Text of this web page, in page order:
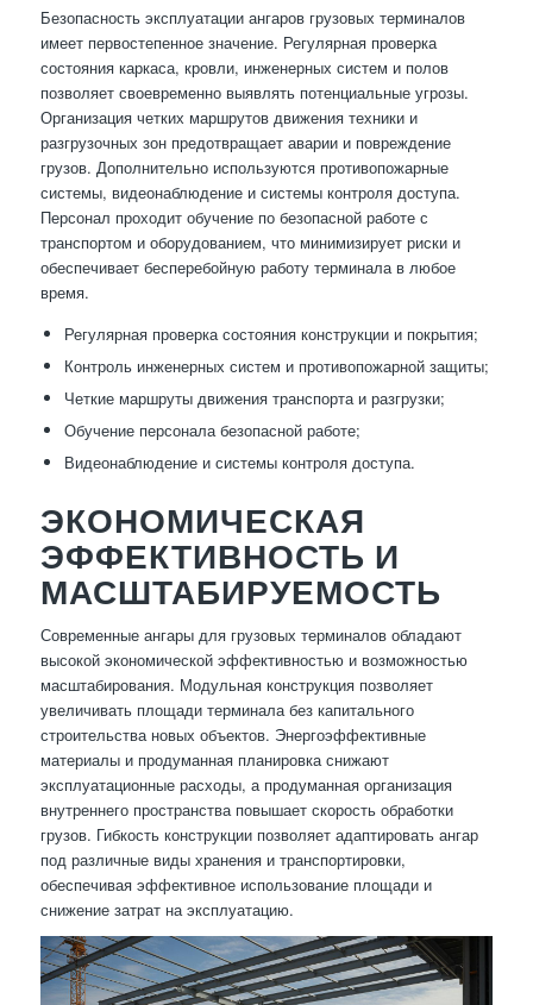
Безопасность эксплуатации ангаров грузовых терминалов
имеет первостепенное значение. Регулярная проверка
состояния каркаса, кровли, инженерных систем и полов
позволяет своевременно выявлять потенциальные угрозы.
Организация четких маршрутов движения техники и
разгрузочных зон предотвращает аварии и повреждение
грузов. Дополнительно используются противопожарные
системы, видеонаблюдение и системы контроля доступа.
Персонал проходит обучение по безопасной работе с
транспортом и оборудованием, что минимизирует риски и
обеспечивает бесперебойную работу терминала в любое
время.
Регулярная проверка состояния конструкции и покрытия;
Контроль инженерных систем и противопожарной защиты;
Четкие маршруты движения транспорта и разгрузки;
Обучение персонала безопасной работе;
Видеонаблюдение и системы контроля доступа.
ЭКОНОМИЧЕСКАЯ
ЭФФЕКТИВНОСТЬ И
МАСШТАБИРУЕМОСТЬ
Современные ангары для грузовых терминалов обладают
высокой экономической эффективностью и возможностью
масштабирования. Модульная конструкция позволяет
увеличивать площади терминала без капитального
строительства новых объектов. Энергоэффективные
материалы и продуманная планировка снижают
эксплуатационные расходы, а продуманная организация
внутреннего пространства повышает скорость обработки
грузов. Гибкость конструкции позволяет адаптировать ангар
под различные виды хранения и транспортировки,
обеспечивая эффективное использование площади и
снижение затрат на эксплуатацию.